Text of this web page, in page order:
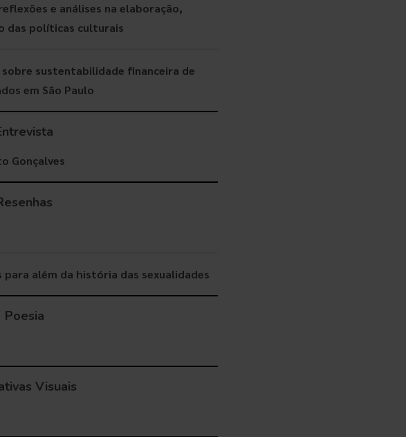
e análises na elaboração,
das políticas culturais
sustentabilidade financeira de
em São Paulo
Gonçalves
além da história das sexualidades
Poesia
Visuais